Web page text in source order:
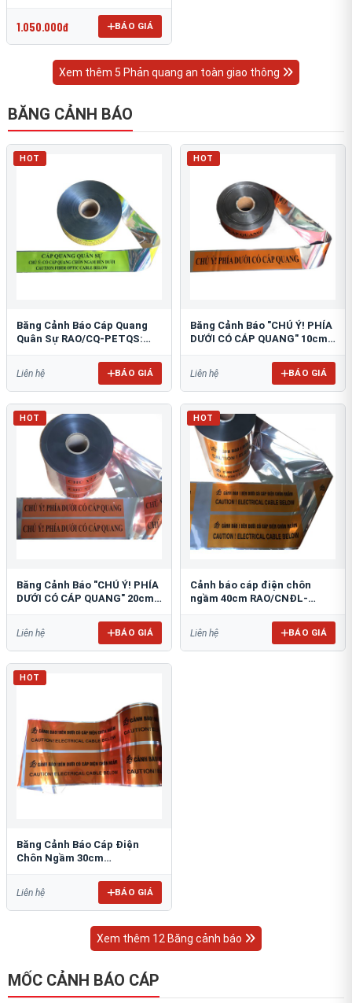
1.050.000đ BÁO GIÁ
Xem thêm 5 Phản quang an toàn giao thông
BĂNG CẢNH BÁO
HOT
Băng Cảnh Báo Cáp Quang
Quân Sự RAO/CQ-PETQS:
Liên hệ BÁO GIÁ
HOT
Băng Cảnh Báo "CHÚ Ý! PHÍA
DƯỚI CÓ CÁP QUANG" 10cm:
Liên hệ BÁO GIÁ
HOT
Băng Cảnh Báo "CHÚ Ý! PHÍA
DƯỚI CÓ CÁP QUANG" 20cm
Liên hệ BÁO GIÁ
HOT
Cảnh báo cáp điện chôn
ngầm 40cm RAO/CNĐL-
Liên hệ BÁO GIÁ
HOT
Băng Cảnh Báo Cáp Điện
Chôn Ngầm 30cm
Liên hệ BÁO GIÁ
Xem thêm 12 Băng cảnh báo
MỐC CẢNH BÁO CÁP